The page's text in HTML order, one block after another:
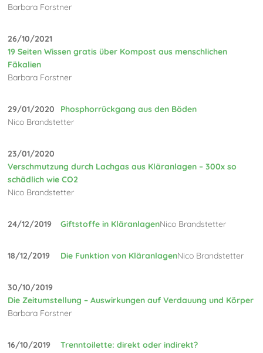
Barbara Forstner
26/10/2021
19 Seiten Wissen gratis über Kompost aus menschlichen
Fäkalien
Barbara Forstner
29/01/2020
Phosphorrückgang aus den Böden
Nico Brandstetter
23/01/2020
Verschmutzung durch Lachgas aus Kläranlagen – 300x so
schädlich wie CO2
Nico Brandstetter
24/12/2019 Giftstoffe in KläranlagenNico Brandstetter
18/12/2019 Die Funktion von KläranlagenNico Brandstetter
30/10/2019
Die Zeitumstellung – Auswirkungen auf Verdauung und Körper
Barbara Forstner
16/10/2019
Trenntoilette: direkt oder indirekt?